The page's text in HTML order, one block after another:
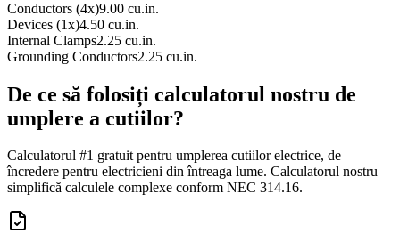
Conductors (4x)9.00 cu.in.
Devices (1x)4.50 cu.in.
Internal Clamps2.25 cu.in.
Grounding Conductors2.25 cu.in.
De ce să folosiți calculatorul nostru de
umplere a cutiilor?
Calculatorul #1 gratuit pentru umplerea cutiilor electrice, de
încredere pentru electricieni din întreaga lume. Calculatorul nostru
simplifică calculele complexe conform NEC 314.16.